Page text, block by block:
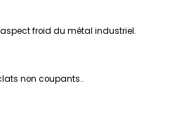
froid du métal industriel.
non coupants..